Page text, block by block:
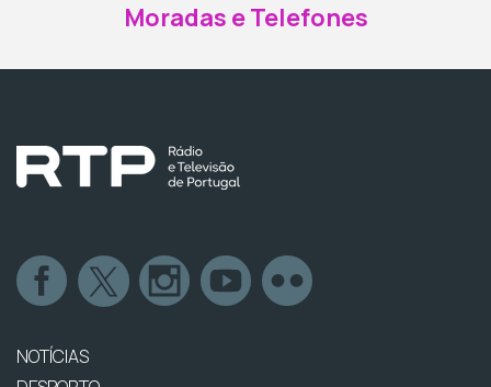
Moradas e Telefones
NOTÍCIAS